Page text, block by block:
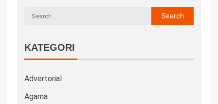
KATEGORI
Advertorial
Agama